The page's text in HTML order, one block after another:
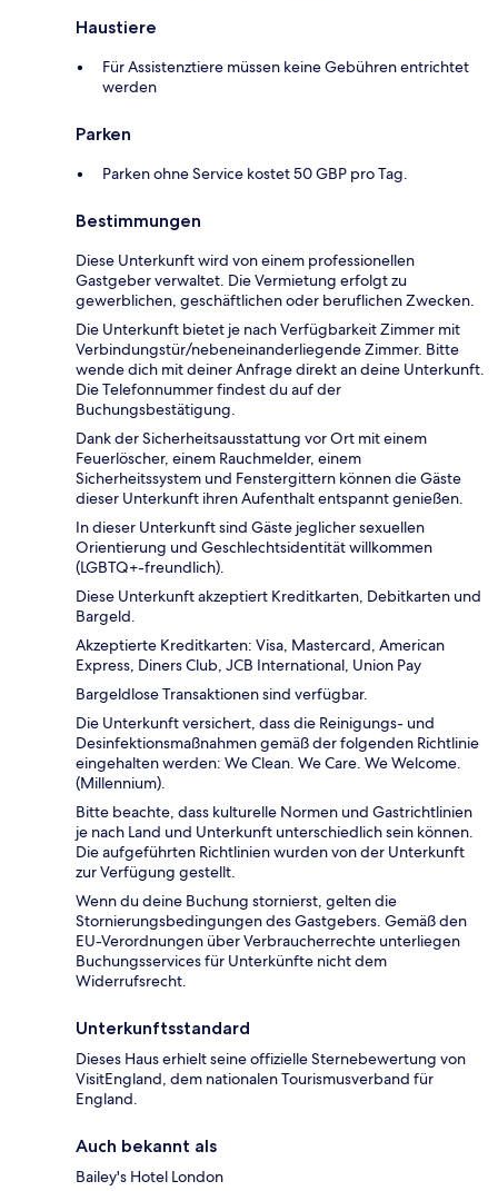
Haustiere
Für Assistenztiere müssen keine Gebühren entrichtet
werden
Parken
Parken ohne Service kostet 50 GBP pro Tag.
Bestimmungen
Diese Unterkunft wird von einem professionellen
Gastgeber verwaltet. Die Vermietung erfolgt zu
gewerblichen, geschäftlichen oder beruflichen Zwecken.
Die Unterkunft bietet je nach Verfügbarkeit Zimmer mit
Verbindungstür/nebeneinanderliegende Zimmer. Bitte
wende dich mit deiner Anfrage direkt an deine Unterkunft.
Die Telefonnummer findest du auf der
Buchungsbestätigung.
Dank der Sicherheitsausstattung vor Ort mit einem
Feuerlöscher, einem Rauchmelder, einem
Sicherheitssystem und Fenstergittern können die Gäste
dieser Unterkunft ihren Aufenthalt entspannt genießen.
In dieser Unterkunft sind Gäste jeglicher sexuellen
Orientierung und Geschlechtsidentität willkommen
(LGBTQ+-freundlich).
Diese Unterkunft akzeptiert Kreditkarten, Debitkarten und
Bargeld.
Akzeptierte Kreditkarten: Visa, Mastercard, American
Express, Diners Club, JCB International, Union Pay
Bargeldlose Transaktionen sind verfügbar.
Die Unterkunft versichert, dass die Reinigungs- und
Desinfektionsmaßnahmen gemäß der folgenden Richtlinie
eingehalten werden: We Clean. We Care. We Welcome.
(Millennium).
Bitte beachte, dass kulturelle Normen und Gastrichtlinien
je nach Land und Unterkunft unterschiedlich sein können.
Die aufgeführten Richtlinien wurden von der Unterkunft
zur Verfügung gestellt.
Wenn du deine Buchung stornierst, gelten die
Stornierungsbedingungen des Gastgebers. Gemäß den
EU-Verordnungen über Verbraucherrechte unterliegen
Buchungsservices für Unterkünfte nicht dem
Widerrufsrecht.
Unterkunftsstandard
Dieses Haus erhielt seine offizielle Sternebewertung von
VisitEngland, dem nationalen Tourismusverband für
England.
Auch bekannt als
Bailey's Hotel London